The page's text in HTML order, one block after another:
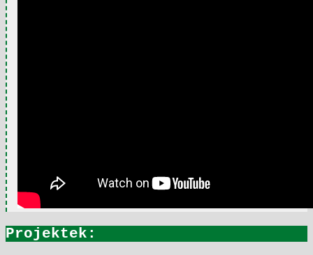
Projektek: